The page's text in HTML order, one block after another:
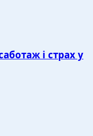
і страх у